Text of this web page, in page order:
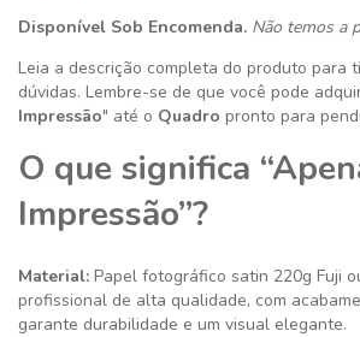
Disponível Sob Encomenda. Não temos a
Leia a descrição completa do produto para
dúvidas. Lembre-se de que você pode
Impressão" até o Quadro pronto para
O que significa
Impressão”?
Material: Papel fotográfico satin 220g Fuji
profissional de alta qualidade, com
garante durabilidade e um visual elegante.